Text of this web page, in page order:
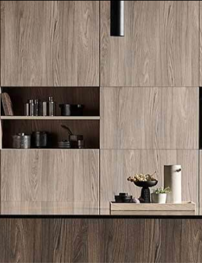
לייעוץ מקצועי והצעת מחיר: 072-2160644
V-ZUG
BORA
FLAMMKRAFT